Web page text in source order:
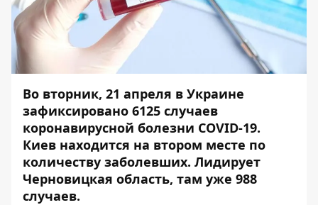
Во вторник, 21 апреля в Украине
зафиксировано 6125 случаев
коронавирусной болезни COVID-19.
Киев находится на втором месте по
количеству заболевших. Лидирует
Черновицкая область, там уже 988
случаев.